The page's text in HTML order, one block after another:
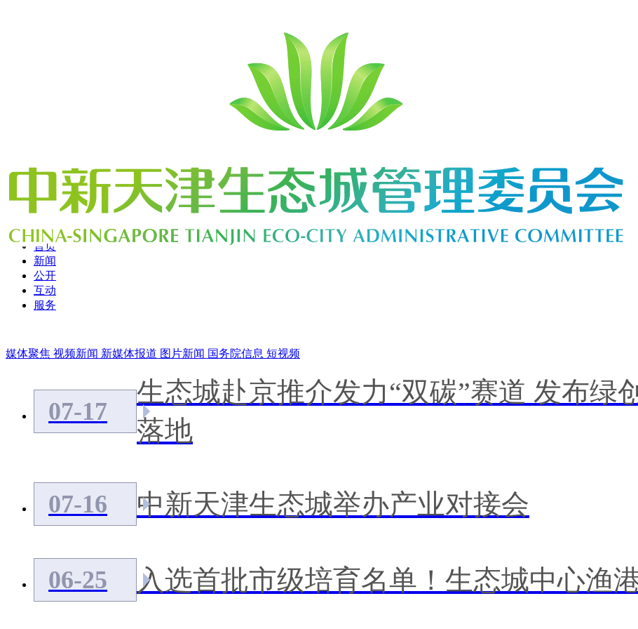
首页
新闻
公开
互动
服务
媒体聚焦 视频新闻 新媒体报道 图片新闻 国务院信息 短视频
07-17
生态城赴京推介发力“双碳”赛道 发布绿
落地
07-16 中新天津生态城举办产业对接会
06-25 入选首批市级培育名单！生态城中心渔